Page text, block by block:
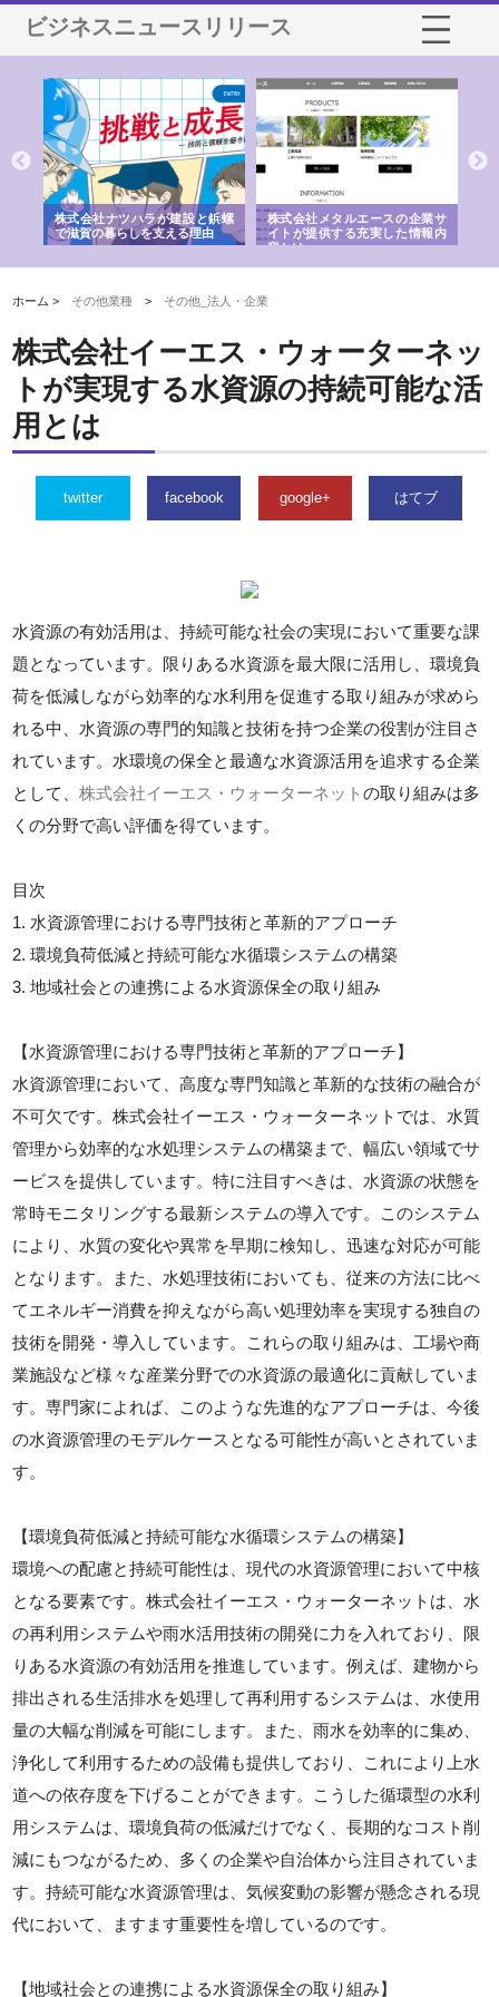
ビジネスニュースリリース
株式会社ナツハラが建設と鋲螺
で滋賀の暮らしを支える理由
株式会社メタルエースの企業サ
イトが提供する充実した情報内
容とは
ホーム > その他業種 > その他_法人・企業
株式会社イーエス・ウォーターネッ
トが実現する水資源の持続可能な活
用とは
twitter facebook google+ はてブ
水資源の有効活用は、持続可能な社会の実現において重要な課
題となっています。限りある水資源を最大限に活用し、環境負
荷を低減しながら効率的な水利用を促進する取り組みが求めら
れる中、水資源の専門的知識と技術を持つ企業の役割が注目さ
れています。水環境の保全と最適な水資源活用を追求する企業
として、株式会社イーエス・ウォーターネットの取り組みは多
くの分野で高い評価を得ています。
目次
1. 水資源管理における専門技術と革新的アプローチ
2. 環境負荷低減と持続可能な水循環システムの構築
3. 地域社会との連携による水資源保全の取り組み
【水資源管理における専門技術と革新的アプローチ】
水資源管理において、高度な専門知識と革新的な技術の融合が
不可欠です。株式会社イーエス・ウォーターネットでは、水質
管理から効率的な水処理システムの構築まで、幅広い領域でサ
ービスを提供しています。特に注目すべきは、水資源の状態を
常時モニタリングする最新システムの導入です。このシステム
により、水質の変化や異常を早期に検知し、迅速な対応が可能
となります。また、水処理技術においても、従来の方法に比べ
てエネルギー消費を抑えながら高い処理効率を実現する独自の
技術を開発・導入しています。これらの取り組みは、工場や商
業施設など様々な産業分野での水資源の最適化に貢献していま
す。専門家によれば、このような先進的なアプローチは、今後
の水資源管理のモデルケースとなる可能性が高いとされていま
す。
【環境負荷低減と持続可能な水循環システムの構築】
環境への配慮と持続可能性は、現代の水資源管理において中核
となる要素です。株式会社イーエス・ウォーターネットは、水
の再利用システムや雨水活用技術の開発に力を入れており、限
りある水資源の有効活用を推進しています。例えば、建物から
排出される生活排水を処理して再利用するシステムは、水使用
量の大幅な削減を可能にします。また、雨水を効率的に集め、
浄化して利用するための設備も提供しており、これにより上水
道への依存度を下げることができます。こうした循環型の水利
用システムは、環境負荷の低減だけでなく、長期的なコスト削
減にもつながるため、多くの企業や自治体から注目されていま
す。持続可能な水資源管理は、気候変動の影響が懸念される現
代において、ますます重要性を増しているのです。
【地域社会との連携による水資源保全の取り組み】